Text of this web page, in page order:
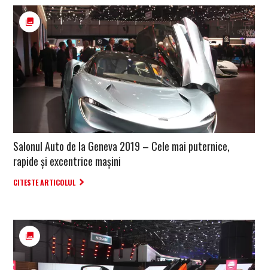
Salonul Auto de la Geneva 2019 – Cele mai puternice,
rapide și excentrice mașini
CITESTE ARTICOLUL